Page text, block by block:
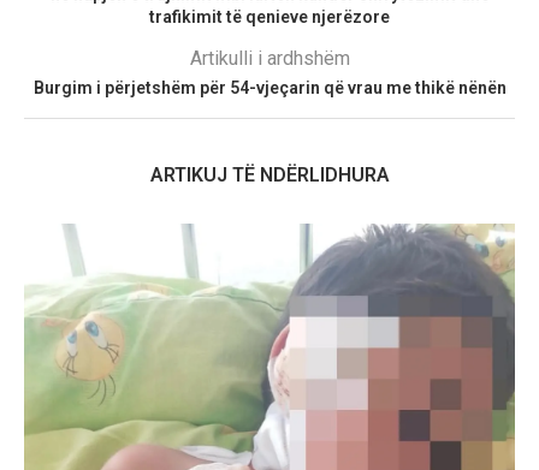
trafikimit të qenieve njerëzore
Artikulli i ardhshëm
Burgim i përjetshëm për 54-vjeçarin që vrau me thikë nënën
ARTIKUJ TË NDËRLIDHURA